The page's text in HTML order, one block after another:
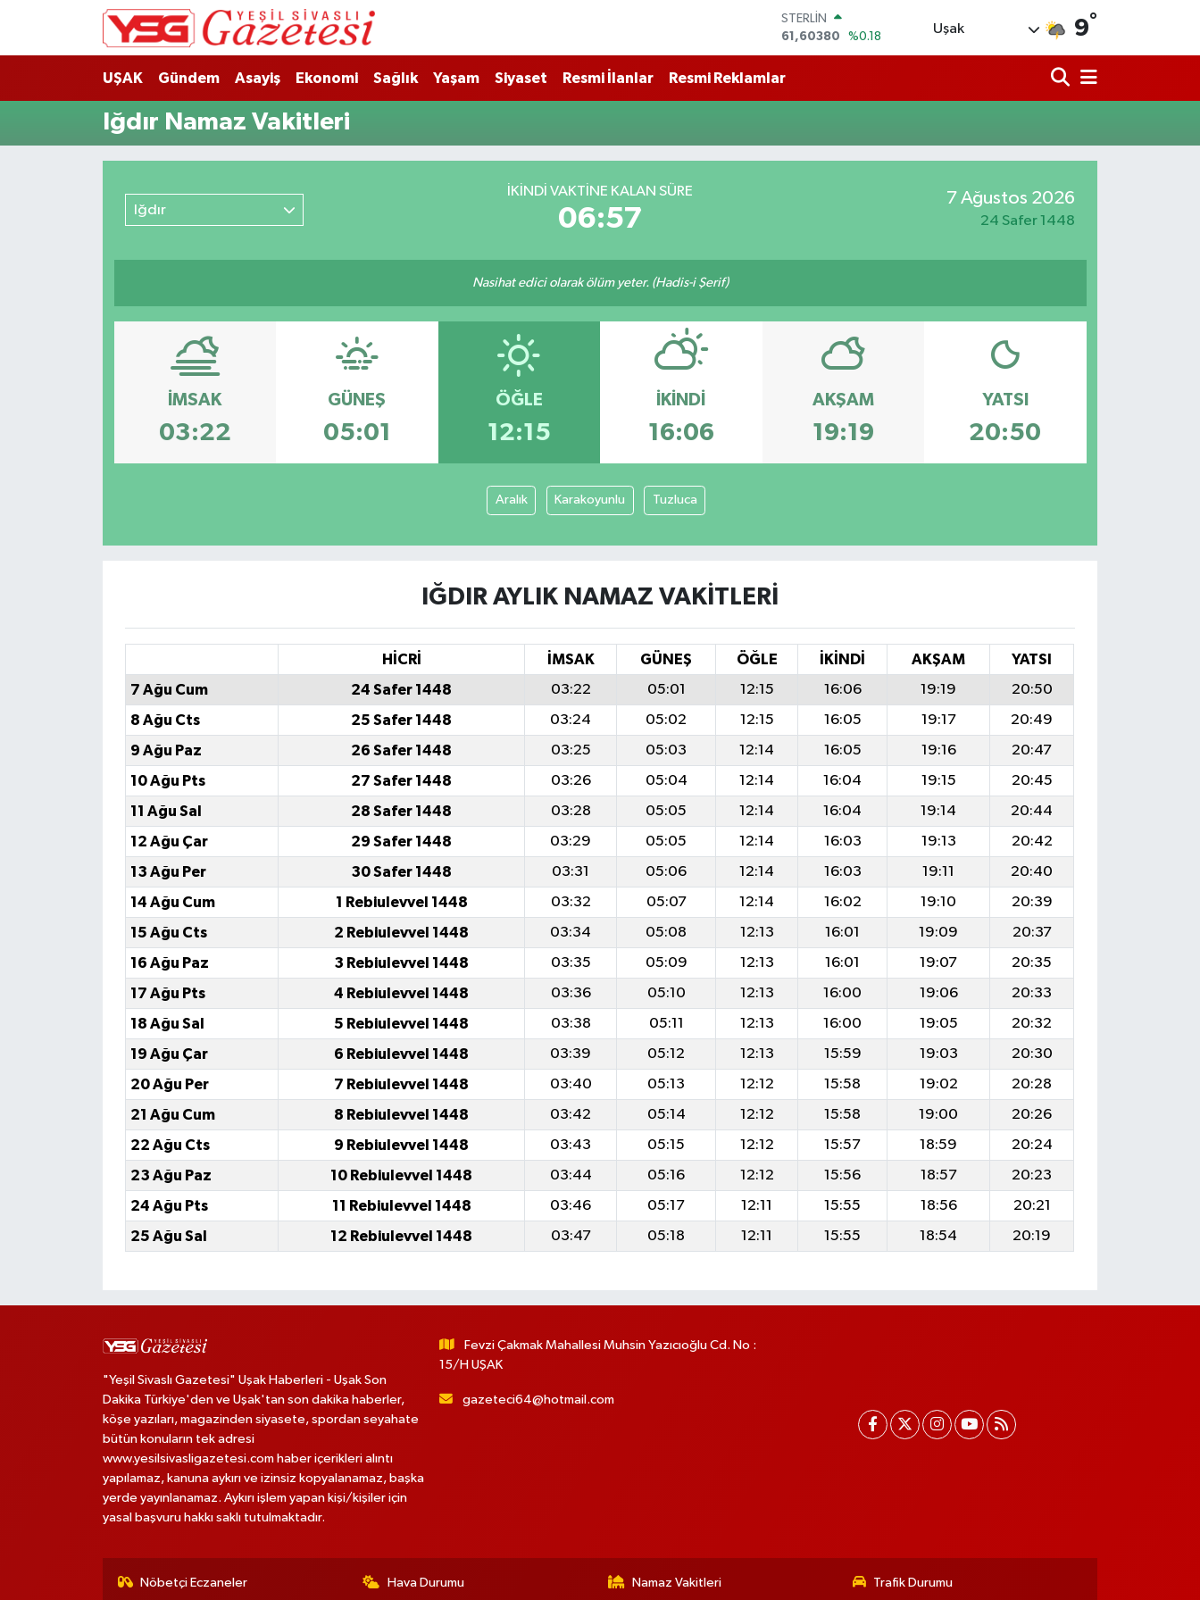
STERLİN
61,60380
%0.18
G.ALTIN
6862,09000
79.591,74
%-1.82
DOLAR
Uşak 9°
UŞAK Gündem Asayiş Ekonomi Sağlık Yaşam Siyaset Resmi İlanlar Resmi Reklamlar
Iğdır Namaz Vakitleri
Iğdır
İKINDI VAKTİNE KALAN SÜRE
06:57
7 Ağustos 2026
24 Safer 1448
Nasihat edici olarak ölüm yeter. (Hadis-i Şerif)
İMSAK
03:22
GÜNEŞ
05:01
ÖĞLE
12:15
İKINDI
16:06
AKŞAM
19:19
YATSI
20:50
Aralık Karakoyunlu Tuzluca
IĞDIR AYLIK NAMAZ VAKITLERI
HİCRİ İMSAK GÜNEŞ ÖĞLE İKINDI AKŞAM
YATSI
7 Ağu Cum
24 Safer 1448 03:22 05:01 12:15 16:06 19:19
20:50
8 Ağu Cts
25 Safer 1448 03:24 05:02 12:15 16:05 19:17
20:49
9 Ağu Paz
26 Safer 1448 03:25 05:03 12:14 16:05 19:16
20:47
10 Ağu Pts
27 Safer 1448 03:26 05:04 12:14 16:04 19:15
20:45
11 Ağu Sal
28 Safer 1448 03:28 05:05 12:14 16:04 19:14
20:44
12 Ağu Çar
29 Safer 1448 03:29 05:05 12:14 16:03 19:13
20:42
13 Ağu Per
30 Safer 1448 03:31 05:06 12:14 16:03 19:11
20:40
14 Ağu Cum
1 Rebiulevvel 1448 03:32 05:07 12:14 16:02 19:10
20:39
15 Ağu Cts
2 Rebiulevvel 1448 03:34 05:08 12:13 16:01 19:09
20:37
16 Ağu Paz
3 Rebiulevvel 1448 03:35 05:09 12:13 16:01 19:07
20:35
17 Ağu Pts
4 Rebiulevvel 1448 03:36 05:10 12:13 16:00 19:06
20:33
18 Ağu Sal
5 Rebiulevvel 1448 03:38 05:11 12:13 16:00 19:05
20:32
19 Ağu Çar
6 Rebiulevvel 1448 03:39 05:12 12:13 15:59 19:03
20:30
20 Ağu Per
7 Rebiulevvel 1448 03:40 05:13 12:12 15:58 19:02
20:28
21 Ağu Cum
8 Rebiulevvel 1448 03:42 05:14 12:12 15:58 19:00
20:26
22 Ağu Cts
9 Rebiulevvel 1448 03:43 05:15 12:12 15:57 18:59
20:24
23 Ağu Paz
10 Rebiulevvel 1448 03:44 05:16 12:12 15:56 18:57
20:23
24 Ağu Pts
11 Rebiulevvel 1448 03:46 05:17 12:11 15:55 18:56
20:21
25 Ağu Sal
12 Rebiulevvel 1448 03:47 05:18 12:11 15:55 18:54 20:19
"Yeşil Sivaslı Gazetesi" Uşak Haberleri - Uşak Son
Dakika Türkiye'den ve Uşak'tan son dakika haberler,
köşe yazıları, magazinden siyasete, spordan seyahate
bütün konuların tek adresi
www.yesilsivasligazetesi.com haber içerikleri alıntı
yapılamaz, kanuna aykırı ve izinsiz kopyalanamaz, başka
yerde yayınlanamaz. Aykırı işlem yapan kişi/kişiler için
yasal başvuru hakkı saklı tutulmaktadır.
Fevzi Çakmak Mahallesi Muhsin Yazıcıoğlu Cd. No :
15/H UŞAK
gazeteci64@hotmail.com
Nöbetçi Eczaneler Hava Durumu Namaz Vakitleri Trafik Durumu
Hava Durumu
Namaz Vakitleri
Trafik Durumu
Son Dakika Haberleri